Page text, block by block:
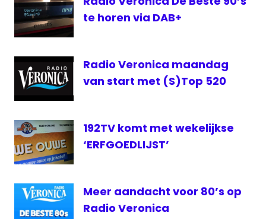
te horen via DAB+
Radio Veronica maandag
van start met (S)Top 520
192TV komt met wekelijkse
‘ERFGOEDLIJST’
Meer aandacht voor 80’s op
Radio Veronica